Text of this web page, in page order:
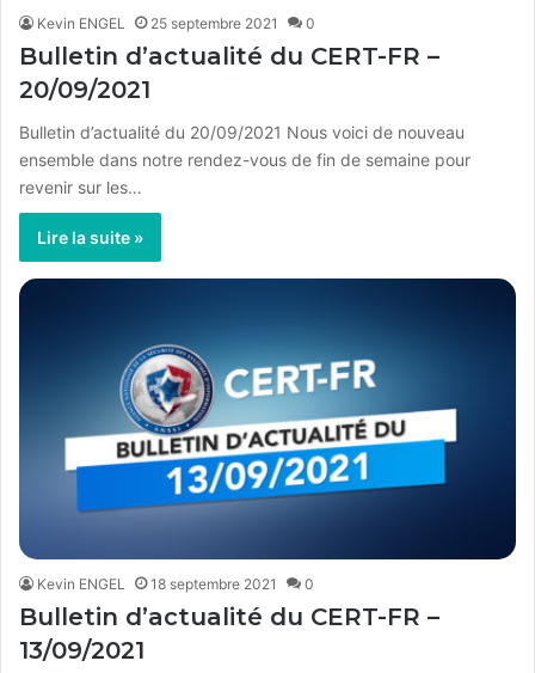
Kevin ENGEL 25 septembre 2021 0
Bulletin d’actualité du CERT-FR –
20/09/2021
Bulletin d’actualité du 20/09/2021 Nous voici de nouveau
ensemble dans notre rendez-vous de fin de semaine pour
revenir sur les…
Lire la suite »
Kevin ENGEL 18 septembre 2021 0
Bulletin d’actualité du CERT-FR –
13/09/2021